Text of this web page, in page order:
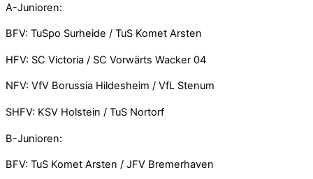
A-Junioren:
BFV: TuSpo Surheide / TuS Komet Arsten
HFV: SC Victoria / SC Vorwärts Wacker 04
NFV: VfV Borussia Hildesheim / VfL Stenum
SHFV: KSV Holstein / TuS Nortorf
B-Junioren:
BFV: TuS Komet Arsten / JFV Bremerhaven